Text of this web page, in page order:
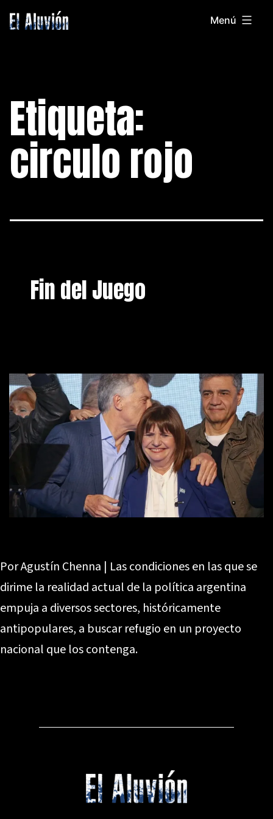
Saltar
El
Menú
Etiqueta:
circulo rojo
Fin del Juego
Por Agustín Chenna | Las condiciones en las que se
dirime la realidad actual de la política argentina
empuja a diversos sectores, históricamente
antipopulares, a buscar refugio en un proyecto
nacional que los contenga.